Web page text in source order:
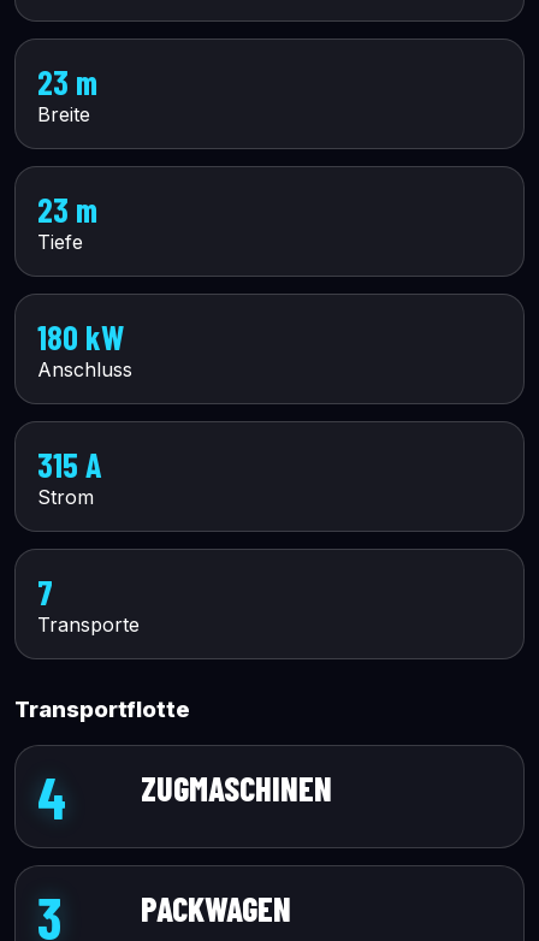
23 m
Breite
23 m
Tiefe
180 kW
Anschluss
315 A
Strom
7
Transporte
Transportflotte
4 ZUGMASCHINEN
3 PACKWAGEN